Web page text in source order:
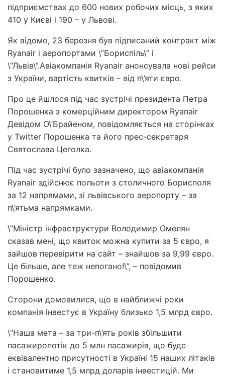
підприємствах до 600 нових робочих місць, з яких
410 у Києві і 190 – у Львові.
Як відомо, 23 березня був підписаний контракт між
Ryanair і аеропортами \”Бориспіль\” і
\”Львів\”.Авіакомпанія Ryanair анонсувала нові рейси
з України, вартість квитків – від п\’яти євро.
Про це йшлося під час зустрічі президента Петра
Порошенка з комерційним директором Ryanair
Девідом О\’Брайеном, повідомляється на сторінках
у Twitter Порошенка та його прес-секретаря
Святослава Цеголка.
Під час зустрічі було зазначено, що авіакомпанія
Ryanair здійснює польоти з столичного Борисполя
за 12 напрямами, зі львівського аеропорту – за
п\’ятьма напрямками.
\”Міністр інфраструктури Володимир Омелян
сказав мені, що квиток можна купити за 5 євро, я
зайшов перевірити на сайт – знайшов за 9,99 євро.
Це більше, але теж непогано!\”, – повідомив
Порошенко.
Сторони домовилися, що в найближчі роки
компанія інвестує в Україну близько 1,5 млрд євро.
\”Наша мета – за три-п\’ять років збільшити
пасажиропотік до 5 млн пасажирів, що буде
еквівалентно присутності в Україні 15 наших літаків
і становитиме 1,5 млрд доларів інвестицій. Ми